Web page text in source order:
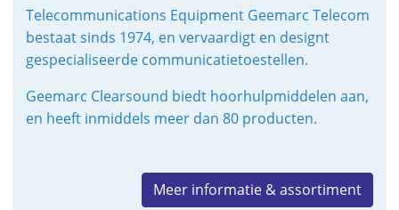
Telecommunications Equipment Geemarc Telecom
bestaat sinds 1974, en vervaardigt en designt
gespecialiseerde communicatietoestellen.
Geemarc Clearsound biedt hoorhulpmiddelen aan,
en heeft inmiddels meer dan 80 producten.
Meer informatie & assortiment